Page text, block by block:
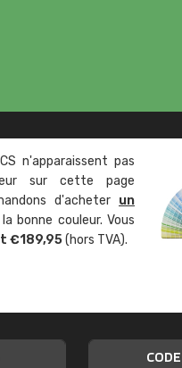
n'apparaissent pas
sur cette page
d'acheter un
bonne couleur. Vous
€189,95(hors TVA).
"Le site ne permet pas
sont les produits